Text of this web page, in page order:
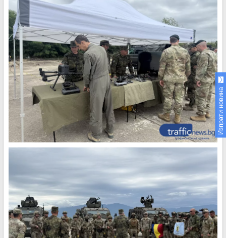
Изпрати новина